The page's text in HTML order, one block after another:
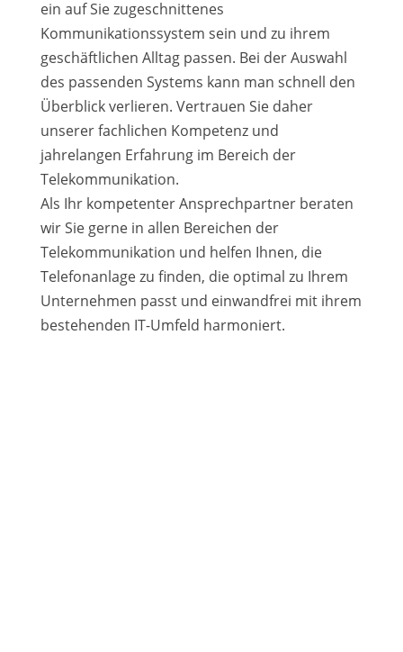
ein auf Sie zugeschnittenes
Kommunikationssystem sein und zu ihrem
geschäftlichen Alltag passen. Bei der Auswahl
des passenden Systems kann man schnell den
Überblick verlieren. Vertrauen Sie daher
unserer fachlichen Kompetenz und
jahrelangen Erfahrung im Bereich der
Telekommunikation.
Als Ihr kompetenter Ansprechpartner beraten
wir Sie gerne in allen Bereichen der
Telekommunikation und helfen Ihnen, die
Telefonanlage zu finden, die optimal zu Ihrem
Unternehmen passt und einwandfrei mit ihrem
bestehenden IT-Umfeld harmoniert.